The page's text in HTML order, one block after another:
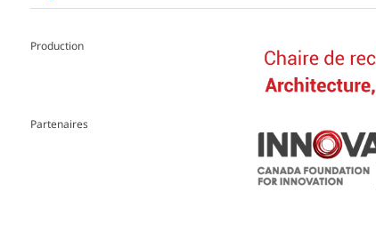
Production
Partenaires